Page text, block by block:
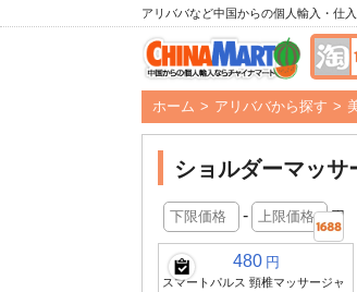
アリババなど中国からの個人輸入・仕
ホーム > アリババから探す >
ショルダーマッサ
- 円
480 円
スマートパルス 頸椎マッサージャ